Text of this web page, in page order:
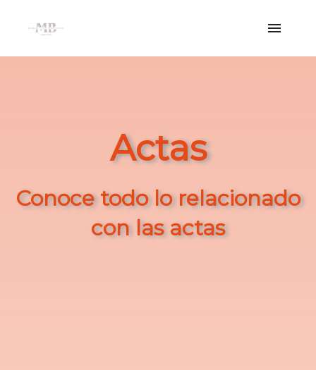
Actas
Conoce todo lo relacionado
con las actas